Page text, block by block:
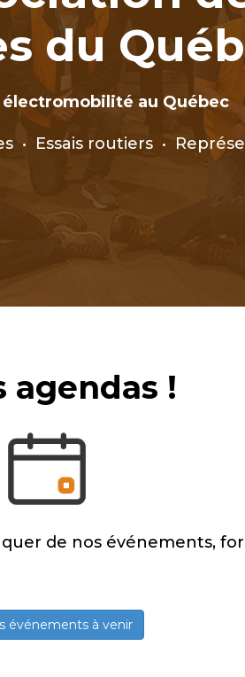
du
au Québec
• Essais routiers •
agendas !
de nos événements,
événements à venir